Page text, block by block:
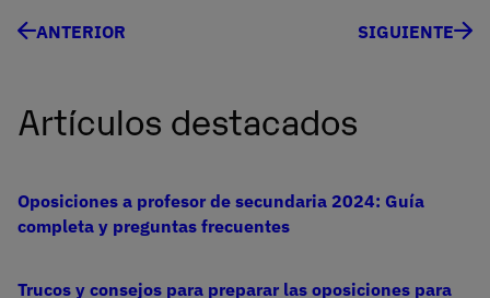
ANTERIOR SIGUIENTE
Artículos destacados
Oposiciones a profesor de secundaria 2024: Guía
completa y preguntas frecuentes
Trucos y consejos para preparar las oposiciones para